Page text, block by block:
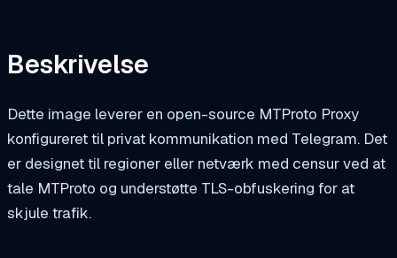
Beskrivelse
Dette image leverer en open-source MTProto Proxy
konfigureret til privat kommunikation med Telegram. Det
er designet til regioner eller netværk med censur ved at
tale MTProto og understøtte TLS-obfuskering for at
skjule trafik.